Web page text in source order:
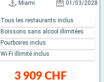
Miami 01/03/2028
3 909 CHF
Tous les restaurants inclus
Boissons sans alcool illimitées
Pourboires inclus
Wi-Fi illimité inclus